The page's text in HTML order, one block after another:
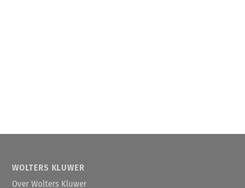
WOLTERS KLUWER
Over Wolters Kluwer